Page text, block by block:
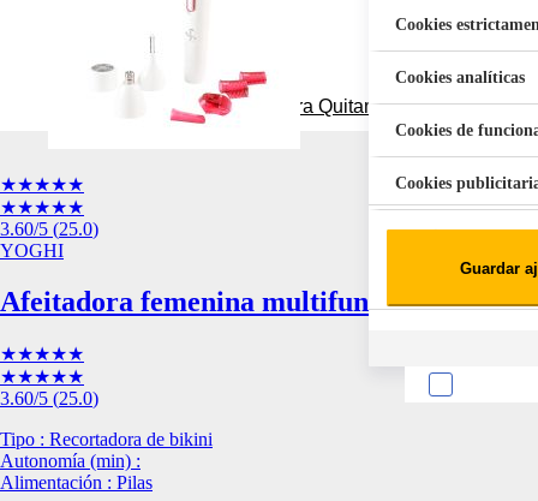
Aspiradora Quitamanchas 450W
★★★★★
★★★★★
3.60/5 (25.0)
YOGHI
Afeitadora femenina multifunción YOGHI
★★★★★
★★★★★
3.60/5 (25.0)
Tipo : Recortadora de bikini
Autonomía (min) :
Alimentación : Pilas
Cookies
Cookies analíticas
Cookies de
Cookies
Guardar